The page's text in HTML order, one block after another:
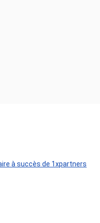
à succès de 1xpartners